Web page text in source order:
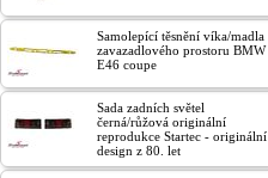
Samolepící těsnění víka/madla
zavazadlového prostoru BMW
E46 coupe
Sada zadních světel
černá/růžová originální
reprodukce Startec - originální
design z 80. let